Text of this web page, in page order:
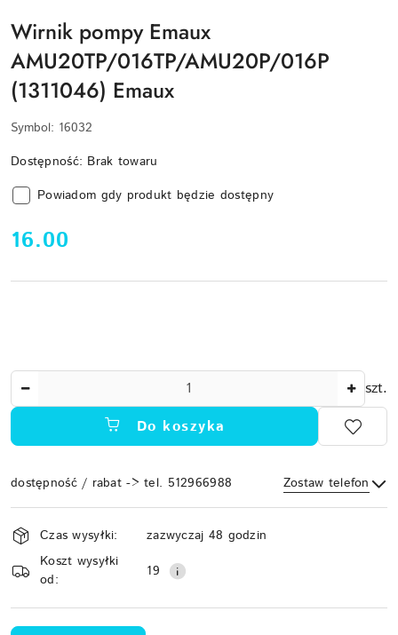
Wirnik pompy Emaux
AMU20TP/016TP/AMU20P/016P
(1311046) Emaux
Symbol: 16032
Dostępność: Brak towaru
Powiadom gdy produkt będzie dostępny
cena:
16.00
szt.
Do koszyka
dostępność / rabat -> tel. 512966988 Zostaw telefon
Wyślij
Dostępność
i
dostawa
Czas wysyłki:
zazwyczaj 48 godzin
Koszt wysyłki
od:
19